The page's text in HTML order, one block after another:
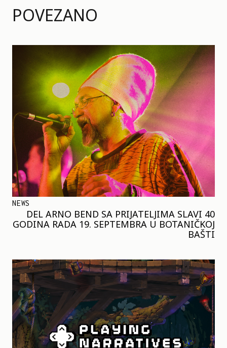
POVEZANO
NEWS
DEL ARNO BEND SA PRIJATELJIMA SLAVI 40
GODINA RADA 19. SEPTEMBRA U BOTANIČKOJ
BAŠTI